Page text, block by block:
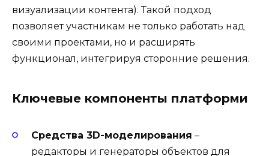
визуализации контента). Такой подход
позволяет участникам не только работать над
своими проектами, но и расширять
функционал, интегрируя сторонние решения.
Ключевые компоненты платформи
Средства 3D-моделирования –
редакторы и генераторы объектов для